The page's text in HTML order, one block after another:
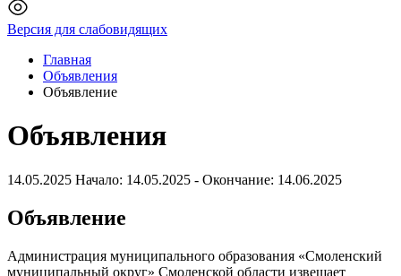
Версия для слабовидящих
Главная
Объявления
Объявление
Объявления
14.05.2025 Начало: 14.05.2025 - Окончание: 14.06.2025
Объявление
Администрация муниципального образования «Смоленский
муниципальный округ» Смоленской области извещает